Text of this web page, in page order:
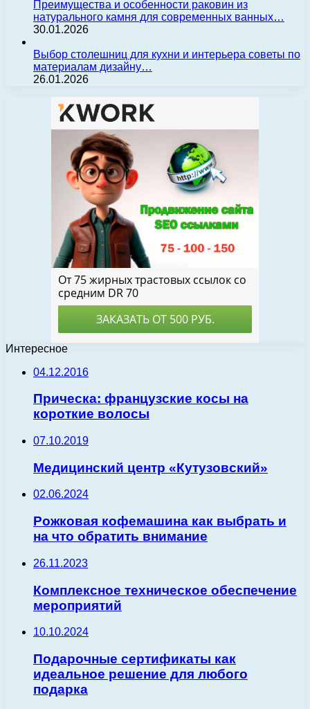
Преимущества и особенности раковин из
натурального камня для современных ванных…
30.01.2026
Выбор столешниц для кухни и интерьера советы по
материалам дизайну…
26.01.2026
Интересное
04.12.2016
Прическа: французские косы на
короткие волосы
07.10.2019
Медицинский центр «Кутузовский»
02.06.2024
Рожковая кофемашина как выбрать и
на что обратить внимание
26.11.2023
Комплексное техническое обеспечение
мероприятий
10.10.2024
Подарочные сертификаты как
идеальное решение для любого
подарка